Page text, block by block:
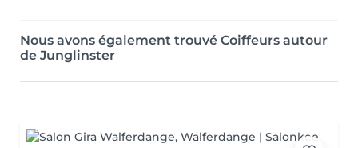
Nous avons également trouvé Coiffeurs autour
de Junglinster